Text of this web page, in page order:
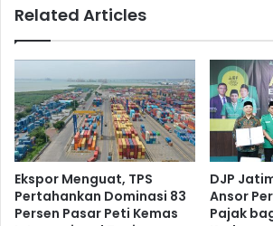
Related Articles
Ekspor Menguat, TPS
Pertahankan Dominasi 83
Persen Pasar Peti Kemas
DJP
Ansor
Pajak